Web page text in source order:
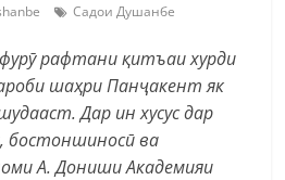
Садои Душанбе
рафтани қитъаи хурди
шаҳри Панҷакент як
Дар ин хусус дар
ва
А. Дониши Академияи